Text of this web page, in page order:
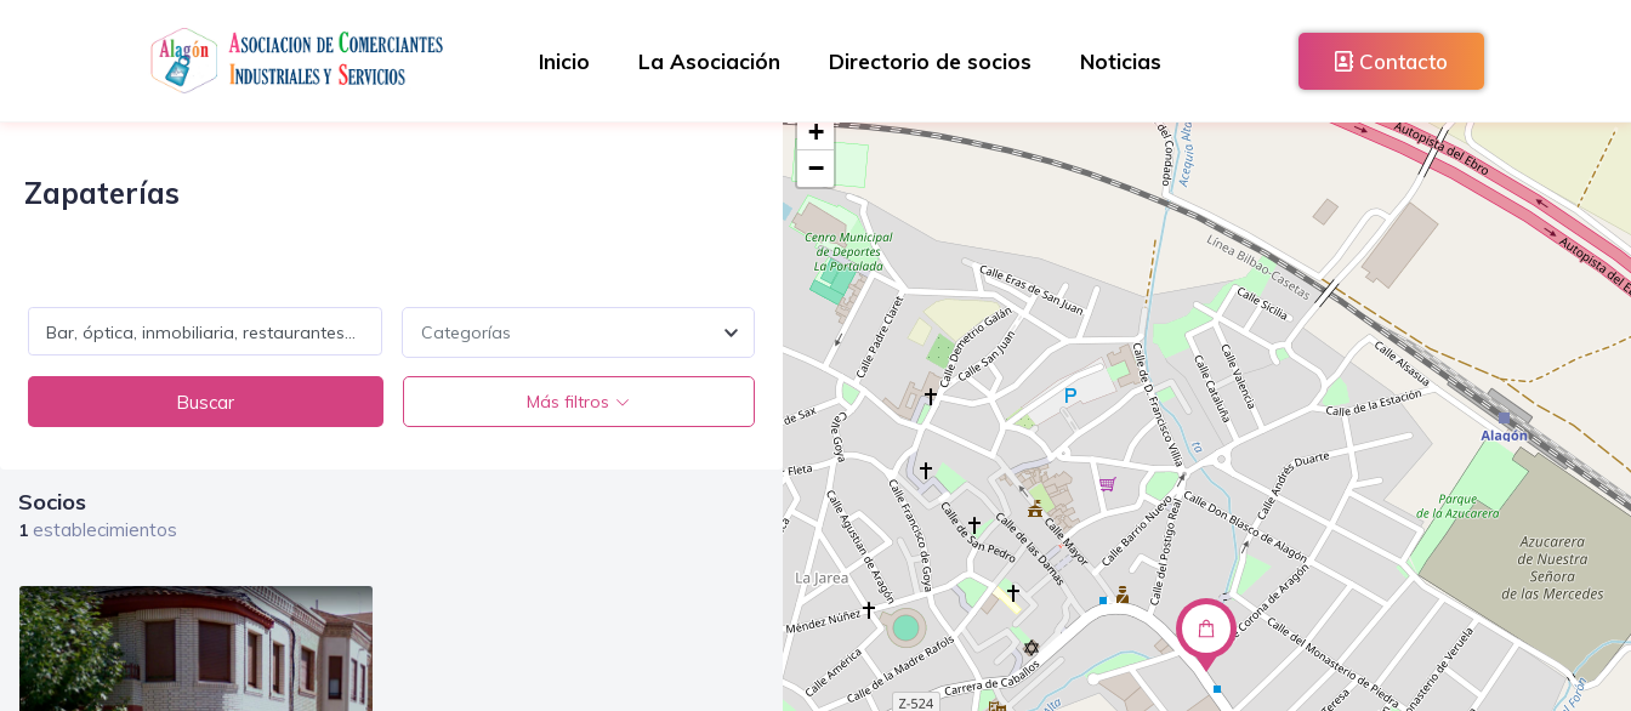
Inicio La Asociación Directorio de socios Noticias Contacto
Zapaterías
Categorías
Buscar Más filtros
Socios
1 establecimientos
+
−